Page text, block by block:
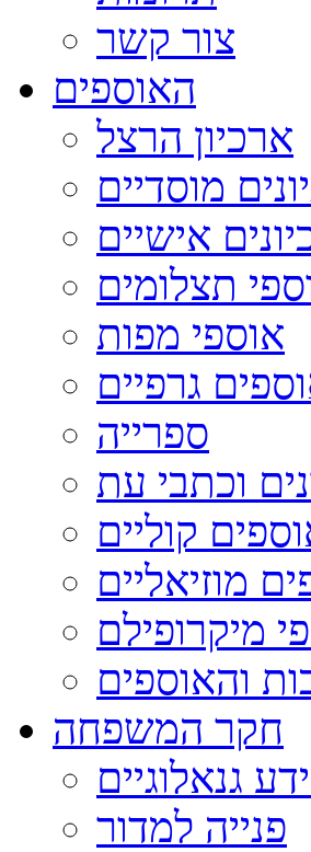
צור קשר
האוספים
ארכיון הרצל
מוסדיים
אישיים
תצלומים
אוספי מפות
גרפיים
ספרייה
וכתבי עת
קוליים
מוזיאליים
מיקרופילם
והאוספים
חקר המשפחה
גנאלוגיים
פנייה למדור